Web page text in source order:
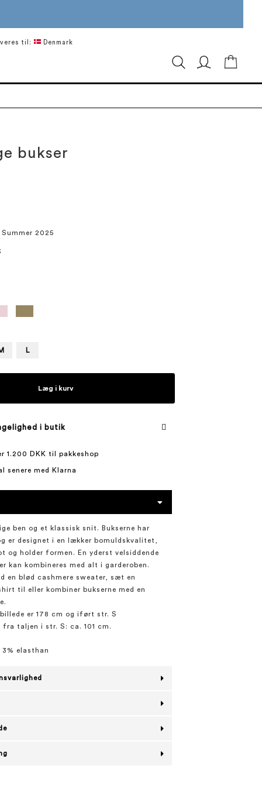
til: Denmark
bukser
2025
L
Læg i kurv
i butik
1.200 DKK til pakkeshop
senere med Klarna
ben og et klassisk snit. Bukserne har
er designet i en lækker bomuldskvalitet,
og holder formen. En yderst velsiddende
kan kombineres med alt i garderoben.
en blød cashmere sweater, sæt en
til eller kombiner bukserne med en
er 178 cm og iført str. S
taljen i str. S: ca. 101 cm.
elasthan